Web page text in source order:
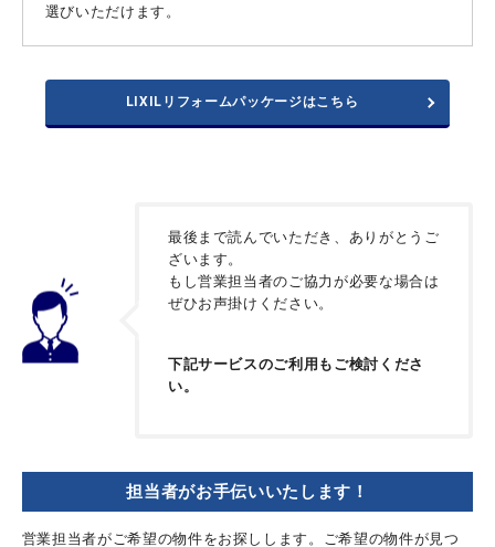
選びいただけます。
LIXILリフォームパッケージはこちら
最後まで読んでいただき、ありがとうご
ざいます。
もし営業担当者のご協力が必要な場合は
ぜひお声掛けください。
下記サービスのご利用もご検討くださ
い。
担当者がお手伝いいたします！
営業担当者がご希望の物件をお探しします。ご希望の物件が見つ